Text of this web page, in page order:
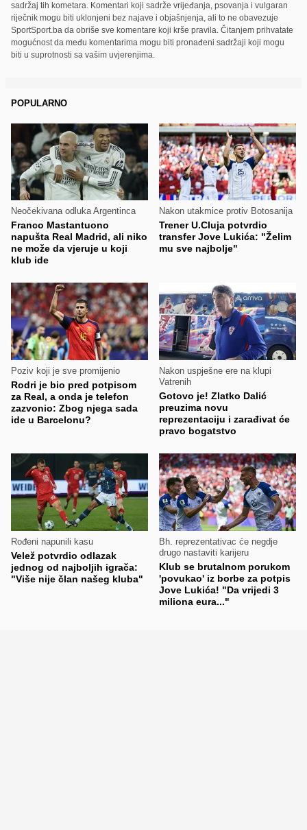
sadržaj tih kometara. Komentari koji sadrže vrijeđanja, psovanja i vulgaran
riječnik mogu biti uklonjeni bez najave i objašnjenja, ali to ne obavezuje
SportSport.ba da obriše sve komentare koji krše pravila. Čitanjem prihvatate
mogućnost da među komentarima mogu biti pronađeni sadržaji koji mogu
biti u suprotnosti sa vašim uvjerenjima.
POPULARNO
Neočekivana odluka Argentinca
Franco Mastantuono
napušta Real Madrid, ali niko
ne može da vjeruje u koji
klub ide
Nakon utakmice protiv Botosanija
Trener U.Cluja potvrdio
transfer Jove Lukića: "Želim
mu sve najbolje"
Poziv koji je sve promijenio
Rodri je bio pred potpisom
za Real, a onda je telefon
zazvonio: Zbog njega sada
ide u Barcelonu?
Nakon uspješne ere na klupi
Vatrenih
Gotovo je! Zlatko Dalić
preuzima novu
reprezentaciju i zarađivat će
pravo bogatstvo
Rođeni napunili kasu
Velež potvrdio odlazak
jednog od najboljih igrača:
"Više nije član našeg kluba"
Bh. reprezentativac će negdje
drugo nastaviti karijeru
Klub se brutalnom porukom
'povukao' iz borbe za potpis
Jove Lukića! "Da vrijedi 3
miliona eura..."